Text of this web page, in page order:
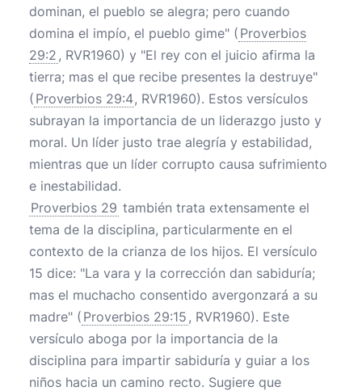
dominan, el pueblo se alegra; pero cuando
domina el impío, el pueblo gime" ( Proverbios
29:2 , RVR1960) y "El rey con el juicio afirma la
tierra; mas el que recibe presentes la destruye"
( Proverbios 29:4, RVR1960). Estos versículos
subrayan la importancia de un liderazgo justo y
moral. Un líder justo trae alegría y estabilidad,
mientras que un líder corrupto causa sufrimiento
e inestabilidad.
Proverbios 29 también trata extensamente el
tema de la disciplina, particularmente en el
contexto de la crianza de los hijos. El versículo
15 dice: "La vara y la corrección dan sabiduría;
mas el muchacho consentido avergonzará a su
madre" ( Proverbios 29:15 , RVR1960). Este
versículo aboga por la importancia de la
disciplina para impartir sabiduría y guiar a los
niños hacia un camino recto. Sugiere que